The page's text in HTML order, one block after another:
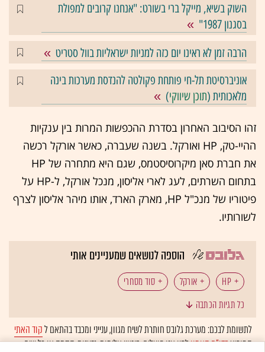
השוק בשיא, מייקל ברי בשורט: "אנחנו קרובים למפולת
בסגנון 1987"
הרבה זמן לא ראינו יום כזה למניות ישראליות בוול סטריט
אוניברסיטת תל-חי פותחת פקולטה להנדסת מערכות בינה
מלאכותית (תוכן שיווקי)
זהו הסיבוב האחרון בסדרת ההכפשות המרות בין ענקיות
ההיי-טק, HP ואורקל. בשנה שעברה, כאשר אורקל רכשה
את חברת סאן מיקרוסיסטמס, שגם היא מתחרה של HP
בתחום השרתים, לעג לארי אליסון
, מנכל אורקל, ל-HP על
פיטוריו של מנכ"ל HP, מארק הארד, אותו מיהר אליסון לצרף
לשורותיו.
הוספה לנושאים שמעניינים אותי
HP אורקל
סוד מסחרי
כל תגיות הכתבה
לתשומת לבכם: מערכת גלובס חותרת לשיח מגוון, ענייני ומכבד בהתאם לקוד האתי
המופיעבדו"ח האמוןלפיו אנו פועלים. ביטויי אלימות, גזענות, הסתה או כל שיח